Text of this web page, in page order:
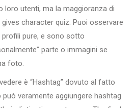
utenti, ma la maggioranza di
character quiz. Puoi osservare
pure, e sono sotto
parte o immagini se
foto.
è “Hashtag” dovuto al fatto
veramente aggiungere hashtag